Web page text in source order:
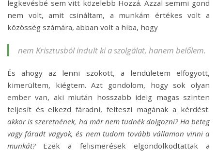
legkevésbé sem vitt közelebb Hozzá. Azzal semmi gond
nem volt, amit csináltam, a munkám értékes volt a
közösség számára, abban volt a hiba, hogy
nem Krisztusból indult ki a szolgálat, hanem belőlem.
És ahogy az lenni szokott, a lendületem elfogyott,
kimerültem, kiégtem. Azt gondolom, hogy sok olyan
ember van, aki miután hosszabb ideig magas szinten
teljesít és elkezd fáradni, felteszi magának a kérdést:
akkor is szeretnének, ha már nem tudnék dolgozni? Ha beteg
vagy fáradt vagyok, és nem tudom tovább vállamon vinni a
munkát?Ezek a felismerések elgondolkodtattak
a